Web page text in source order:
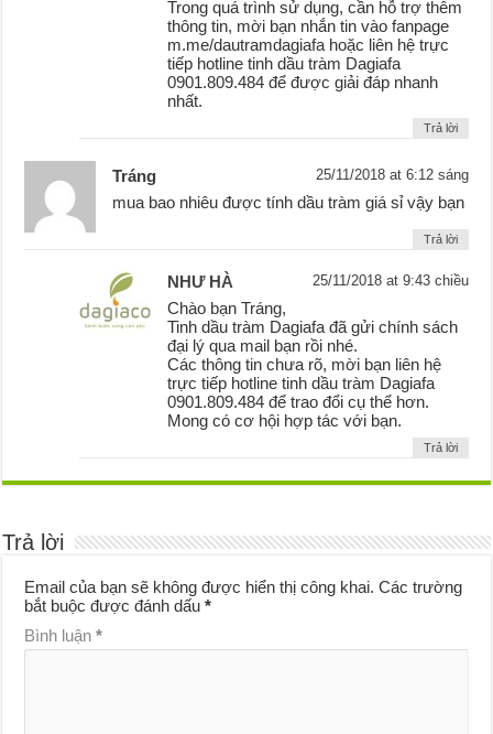
Trong quá trình sử dụng, cần hỗ trợ thêm
thông tin, mời bạn nhắn tin vào fanpage
m.me/dautramdagiafa hoặc liên hệ trực
tiếp hotline tinh dầu tràm Dagiafa
0901.809.484 để được giải đáp nhanh
nhất.
Trả lời
Tráng 25/11/2018 at 6:12 sáng
mua bao nhiêu được tính dầu tràm giá sỉ vậy bạn
Trả lời
NHƯ HÀ 25/11/2018 at 9:43 chiều
Chào bạn Tráng,
Tinh dầu tràm Dagiafa đã gửi chính sách
đại lý qua mail bạn rồi nhé.
Các thông tin chưa rõ, mời bạn liên hệ
trực tiếp hotline tinh dầu tràm Dagiafa
0901.809.484 để trao đổi cụ thể hơn.
Mong có cơ hội hợp tác với bạn.
Trả lời
Trả lời
Email của bạn sẽ không được hiển thị công khai. Các trường
bắt buộc được đánh dấu*
Bình luận*